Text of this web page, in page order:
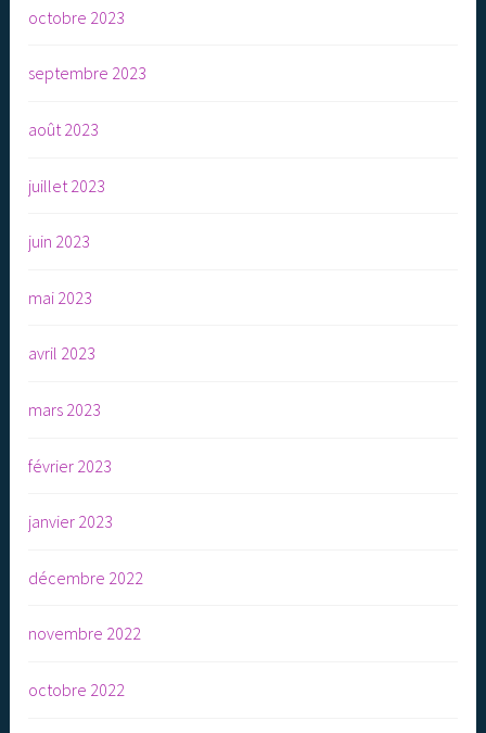
octobre 2023
septembre 2023
août 2023
juillet 2023
juin 2023
mai 2023
avril 2023
mars 2023
février 2023
janvier 2023
décembre 2022
novembre 2022
octobre 2022